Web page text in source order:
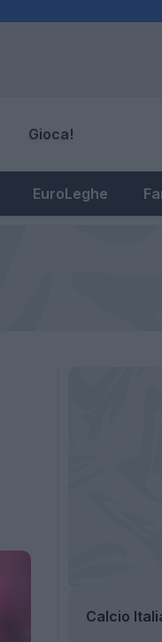
Gioca!
EuroLeghe
Calcio